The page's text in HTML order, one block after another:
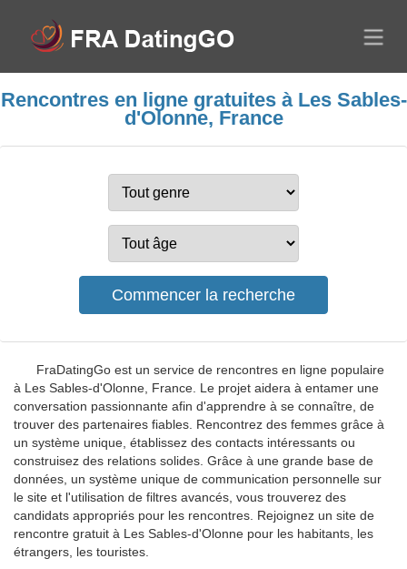
Rencontres en ligne gratuites à Les Sables-
d'Olonne, France
FraDatingGo est un service de rencontres en ligne populaire
à Les Sables-d'Olonne, France. Le projet aidera à entamer une
conversation passionnante afin d'apprendre à se connaître, de
trouver des partenaires fiables. Rencontrez des femmes grâce à
un système unique, établissez des contacts intéressants ou
construisez des relations solides. Grâce à une grande base de
données, un système unique de communication personnelle sur
le site et l'utilisation de filtres avancés, vous trouverez des
candidats appropriés pour les rencontres. Rejoignez un site de
rencontre gratuit à Les Sables-d'Olonne pour les habitants, les
étrangers, les touristes.